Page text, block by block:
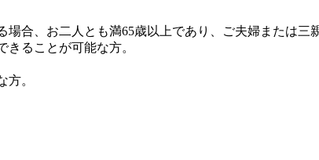
合、お二人とも満65歳以上であり、ご夫婦または三
ることが可能な方。
。